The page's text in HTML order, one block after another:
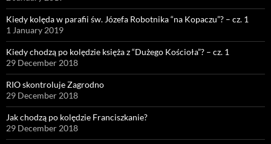
Kiedy kolęda w parafii św. Józefa Robotnika “na Kopaczu”? – cz. 1
1 January 2019
Kiedy chodzą po kolędzie księża z “Dużego Kościoła”? – cz. 1
29 December 2018
RIO skontroluje Zagrodno
29 December 2018
Jak chodzą po kolędzie Franciszkanie?
29 December 2018